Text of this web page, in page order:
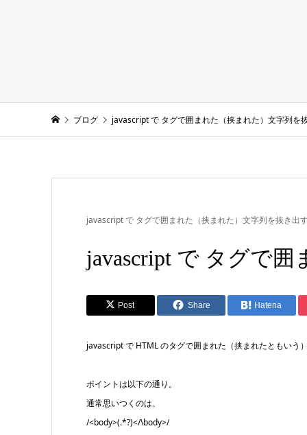
ブログ javascript で タグで囲まれた（挟まれた）文字列を抜
javascript で タグで囲まれた（挟まれた）文字列を抜き出す
javascript で タグで囲
Post Share Hatena
javascript で HTML のタグで囲まれた（挟まれたともいう
ポイントは以下の通り。
通常思いつくのは、
/<body>(.*?)</\body>/